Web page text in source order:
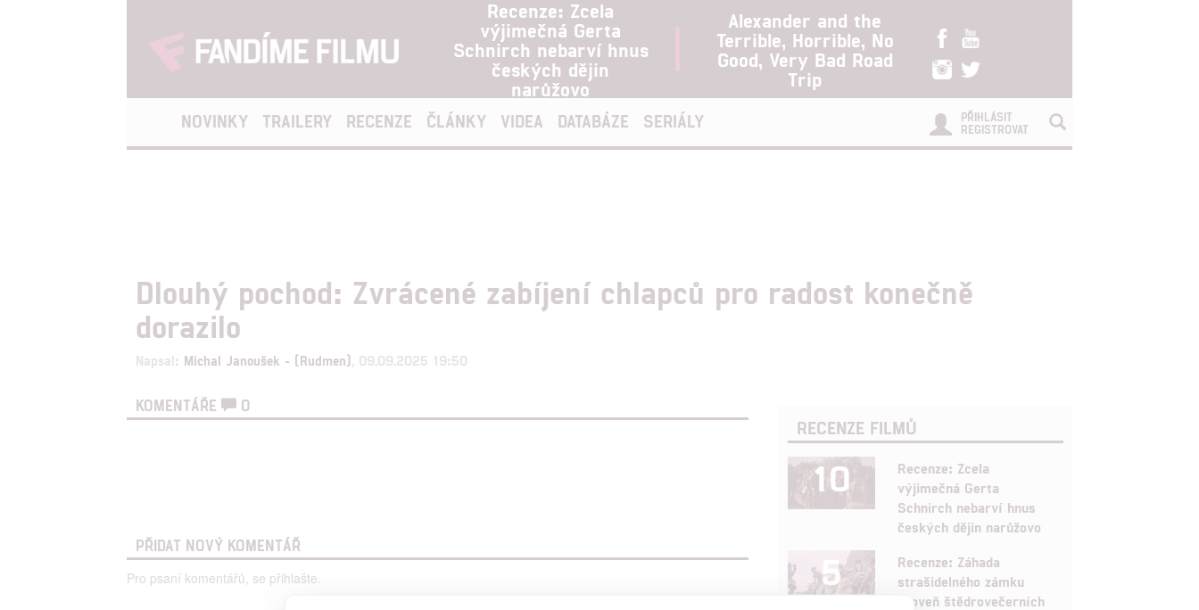
Recenze: Zcela
výjimečná Gerta
Schnirch nebarví hnus
českých dějin
narůžovo
Alexander and the
Terrible, Horrible, No
Good, Very Bad Road
Trip
NOVINKY TRAILERY RECENZE ČLÁNKY VIDEA DATABÁZE SERIÁLY
PŘIHLÁSIT
REGISTROVAT
Dlouhý pochod: Zvrácené zabíjení chlapců pro radost konečně
dorazilo
Napsal: Michal Janoušek - (Rudmen) , 09.09.2025 19:50
KOMENTÁŘE 0
PŘIDAT NOVÝ KOMENTÁŘ
Pro psaní komentářů, se přihlašte.
RECENZE FILMŮ
10
Recenze: Zcela
výjimečná Gerta
Schnirch nebarví hnus
českých dějin narůžovo
5
Recenze: Záhada
strašidelného zámku
úroveň štědrovečerních